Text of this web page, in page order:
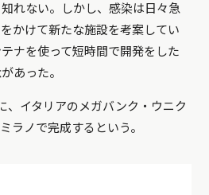
れない。しかし、感染は日々急
かけて新たな施設を考案してい
ナを使って短時間で開発をした
あった。
、イタリアのメガバンク・ウニク
ラノで完成するという。